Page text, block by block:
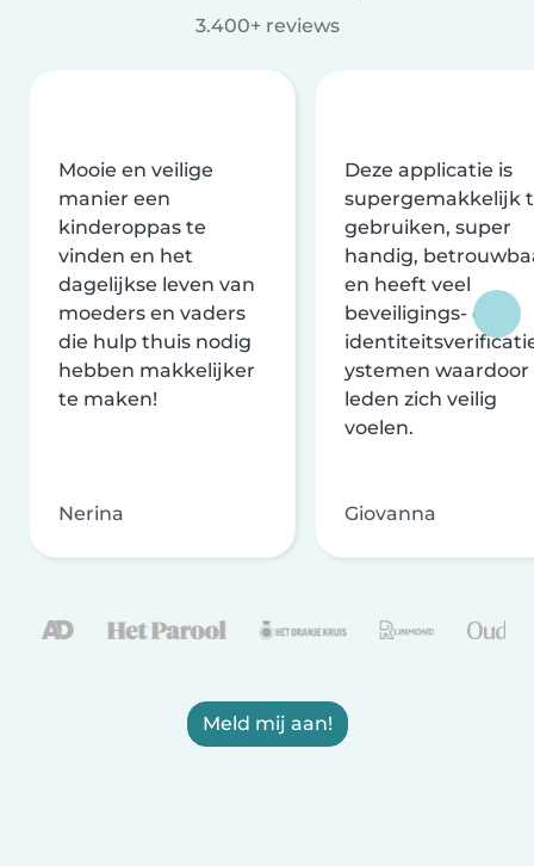
3.400+ reviews
Mooie en veilige
manier een
kinderoppas te
vinden en het
dagelijkse leven van
moeders en vaders
die hulp thuis nodig
hebben makkelijker
te maken!
Nerina
Deze applicatie is
supergemakkelijk
gebruiken, super
handig,
en heeft veel
beveiligings- en
ystemen waardoor
leden zich veilig
voelen.
Giovanna
Meld mij aan!